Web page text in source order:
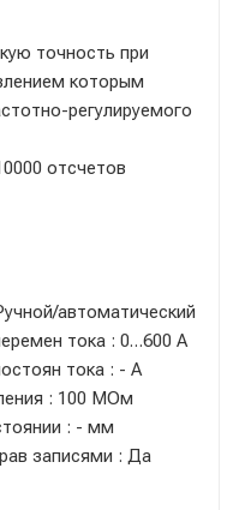
точность при
которым
регулируемого
отсчетов
автоматический
тока : 0…600 А
тока : - А
: 100 МОм
: - мм
записями : Да